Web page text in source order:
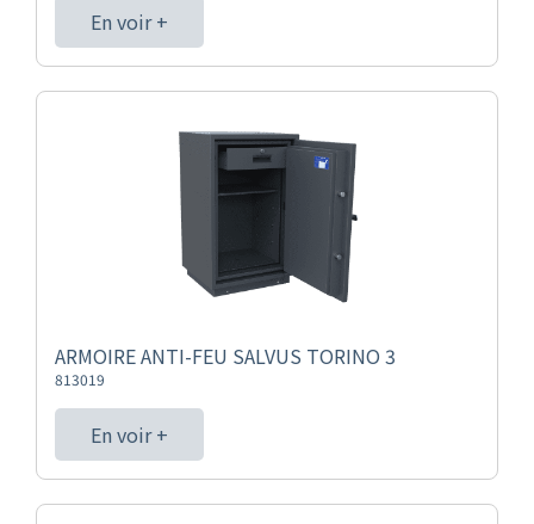
En voir +
ARMOIRE ANTI-FEU SALVUS TORINO 3
813019
En voir +